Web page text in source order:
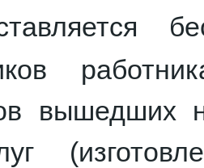
вышедших